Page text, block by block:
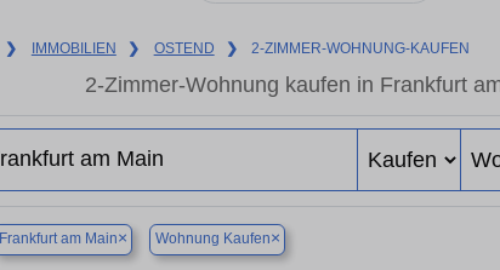
❯ IMMOBILIEN ❯ OSTEND ❯ 2-ZIMMER-WOHNUNG-KAUFEN
2-Zimmer-Wohnung kaufen in Frankfurt
Frankfurt am Main× Wohnung Kaufen×